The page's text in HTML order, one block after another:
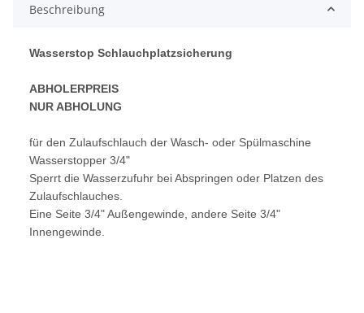
Beschreibung
Wasserstop Schlauchplatzsicherung
ABHOLERPREIS
NUR ABHOLUNG
für den Zulaufschlauch der Wasch- oder Spülmaschine
Wasserstopper 3/4"
Sperrt die Wasserzufuhr bei Abspringen oder Platzen des
Zulaufschlauches.
Eine Seite 3/4" Außengewinde, andere Seite 3/4"
Innengewinde.